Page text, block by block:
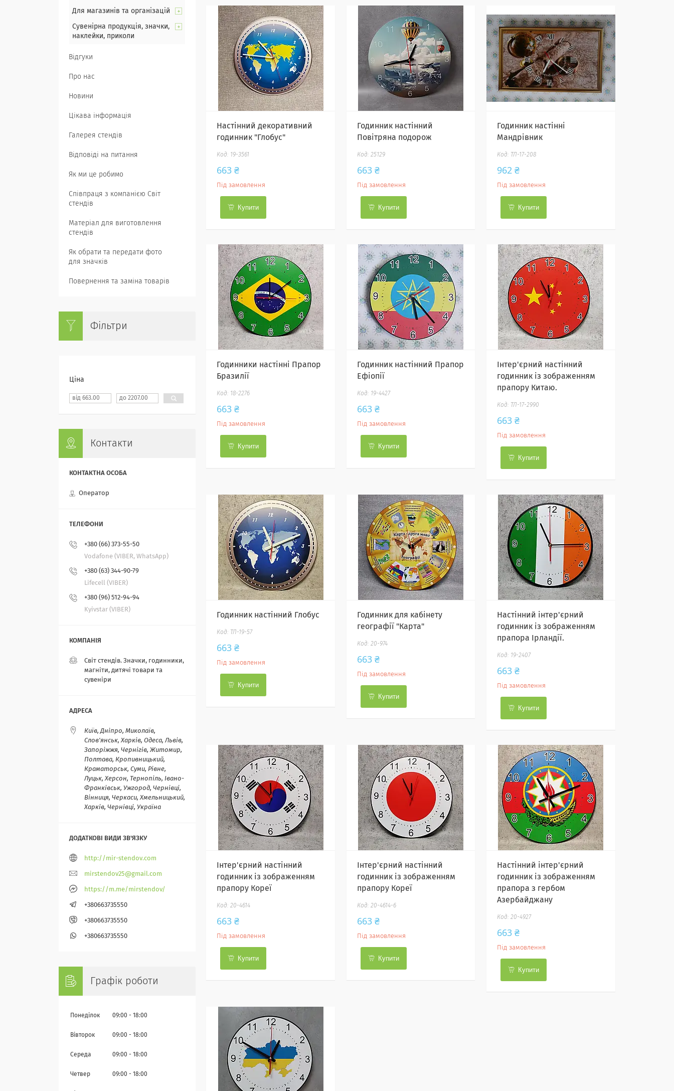
Настінний декоративний
годинник "Глобус"
19-3561
663 ₴
Під замовлення
Купити
Годинник настінний
Повітряна подорож
25129
663 ₴
Під замовлення
Купити
Годинник настінні
Мандрівник
ТЛ-17-208
962 ₴
Під замовлення
Купити
Годинники настінні Прапор
Бразилії
18-2276
663 ₴
Під замовлення
Купити
Годинник настінний Прапор
Ефіопії
19-4427
663 ₴
Під замовлення
Купити
Інтер'єрний настінний
годинник із зображенням
прапору Китаю.
ТЛ-17-2990
663 ₴
Під замовлення
Купити
Годинник настінний Глобус
ТЛ-19-57
663 ₴
Під замовлення
Купити
Годинник для кабінету
географії "Карта"
20-974
663 ₴
Під замовлення
Купити
Настінний інтер'єрний
годинник із зображенням
прапора Ірландії.
19-2407
663 ₴
Під замовлення
Купити
Інтер'єрний настінний
годинник із зображенням
прапору Кореї
20-4614
663 ₴
Під замовлення
Купити
Інтер'єрний настінний
годинник із зображенням
прапору Кореї
20-4614-6
663 ₴
Під замовлення
Купити
Настінний інтер'єрний
годинник із зображенням
прапора з гербом
Азербайджану
20-4927
663 ₴
Під замовлення
Купити
Для магазинів та організацій
Сувенірна продукція, значки,
наклейки, приколи
Відгуки
Про нас
Новини
Цікава інформація
Галерея стендів
Відповіді на питання
Як ми це робимо
Співпраця з компанією Світ
стендів
Матеріал для виготовлення
стендів
Як обрати та передати фото
для значків
Повернення та заміна товарів
Фільтри
Ціна
Контакти
Оператор
+380 (66) 373-55-50
Vodafone (VIBER, WhatsApp)
+380 (63) 344-90-79
Lifecell (VIBER)
+380 (96) 512-94-94
Kyivstar (VIBER)
Світ стендів. Значки, годинники,
магніти, дитячі товари та
сувеніри
Київ, Дніпро, Миколаїв,
Слов'янськ, Харків, Одеса, Львів,
Запоріжжя, Чернігів, Житомир,
Полтава, Кропивницький,
Краматорськ, Суми, Рівне,
Луцьк, Херсон, Тернопіль, Івано-
Франківськ, Ужгород, Чернівці,
Вінниця, Черкаси, Хмельницький,
Харків, Чернівці, Україна
http://mir-stendov.com
mirstendov25@gmail.com
https://m.me/mirstendov/
+380663735550
+380663735550
+380663735550
Графік роботи
Понеділок 09:00 18:00
Вівторок 09:00 18:00
Середа 09:00 18:00
Четвер 09:00 18:00